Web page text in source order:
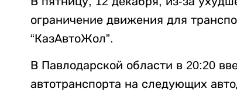
ограничение движения для
“КазАвтоЖол”.
В Павлодарской области в 20:20
автотранспорта на следующих